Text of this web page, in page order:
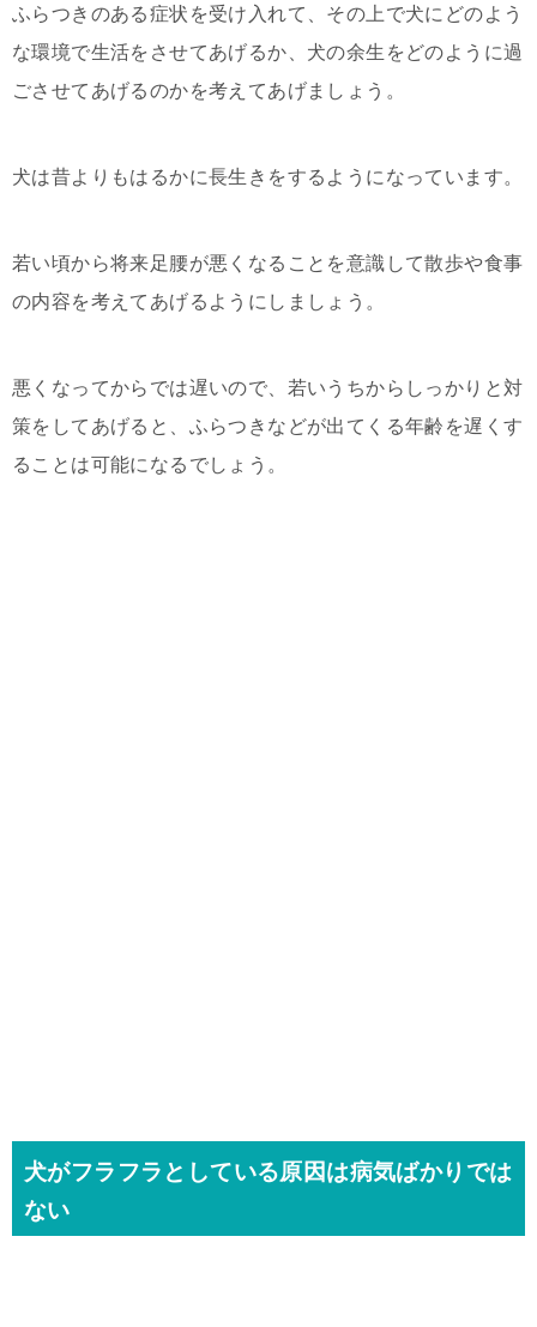
ふらつきのある症状を受け入れて、その上で犬にどのよう
な環境で生活をさせてあげるか、犬の余生をどのように過
ごさせてあげるのかを考えてあげましょう。
犬は昔よりもはるかに長生きをするようになっています。
若い頃から将来足腰が悪くなることを意識して散歩や食事
の内容を考えてあげるようにしましょう。
悪くなってからでは遅いので、若いうちからしっかりと対
策をしてあげると、ふらつきなどが出てくる年齢を遅くす
ることは可能になるでしょう。
犬がフラフラとしている原因は病気ばかりでは
ない